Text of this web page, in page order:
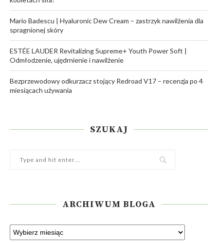
Mario Badescu | Hyaluronic Dew Cream – zastrzyk nawilżenia dla
spragnionej skóry
ESTÉE LAUDER Revitalizing Supreme+ Youth Power Soft |
Odmłodzenie, ujędrnienie i nawilżenie
Bezprzewodowy odkurzacz stojący Redroad V17 – recenzja po 4
miesiącach używania
SZUKAJ
ARCHIWUM BLOGA